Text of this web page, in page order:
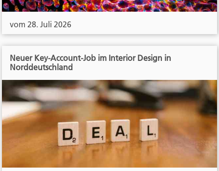
vom 28. Juli 2026
Neuer Key-Account-Job im Interior Design in
Norddeutschland